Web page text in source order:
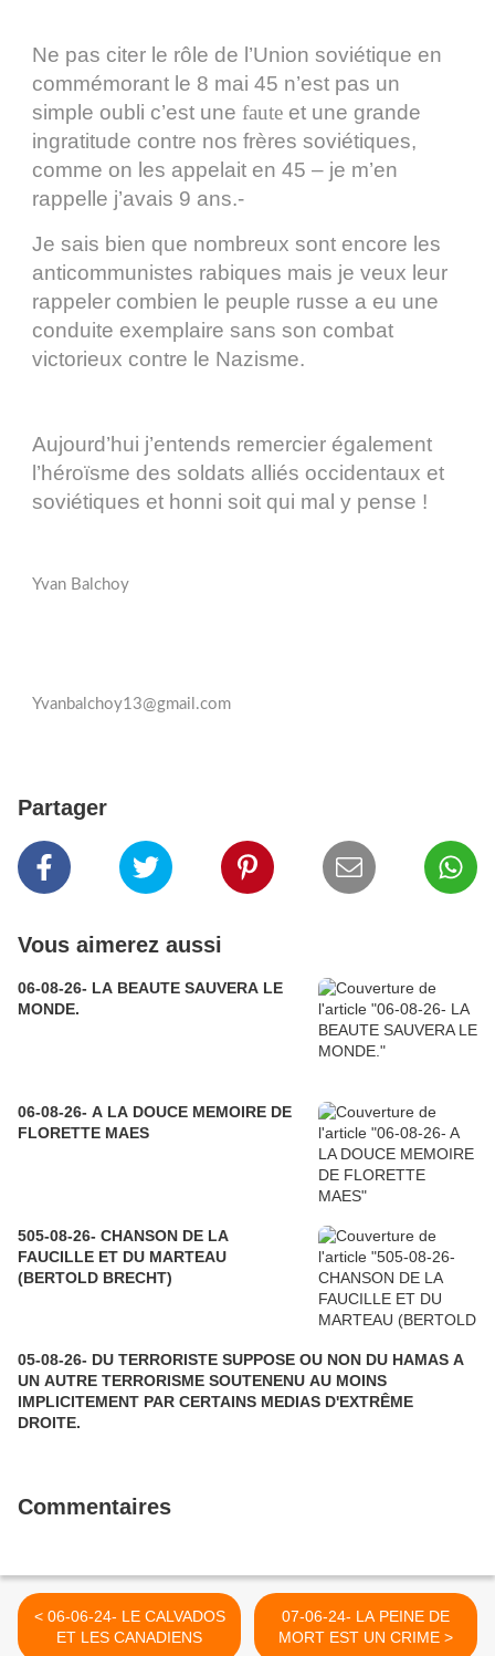
Ne pas citer le rôle de l’Union soviétique en
commémorant le 8 mai 45 n’est pas un
simple oubli c’est une faute et une grande
ingratitude contre nos frères soviétiques,
comme on les appelait en 45 – je m’en
rappelle j’avais 9 ans.-
Je sais bien que nombreux sont encore les
anticommunistes rabiques mais je veux leur
rappeler combien le peuple russe a eu une
conduite exemplaire sans son combat
victorieux contre le Nazisme.
Aujourd’hui j’entends remercier également
l’héroïsme des soldats alliés occidentaux et
soviétiques et honni soit qui mal y pense !
Yvan Balchoy
Yvanbalchoy13@gmail.com
Partager
Vous aimerez aussi
06-08-26- LA BEAUTE SAUVERA LE
MONDE.
06-08-26- A LA DOUCE MEMOIRE DE
FLORETTE MAES
505-08-26- CHANSON DE LA
FAUCILLE ET DU MARTEAU
(BERTOLD BRECHT)
05-08-26- DU TERRORISTE SUPPOSE OU NON DU HAMAS A
UN AUTRE TERRORISME SOUTENENU AU MOINS
IMPLICITEMENT PAR CERTAINS MEDIAS D'EXTRÊME
DROITE.
Commentaires
< 06-06-24- LE CALVADOS
ET LES CANADIENS
07-06-24- LA PEINE DE
MORT EST UN CRIME >